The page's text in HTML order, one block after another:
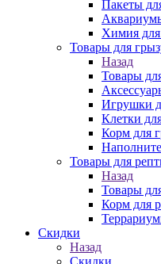
Пакеты
Химия
Товары для
Назад
Товары
Игрушки
Клетки
Корм для
Товары для
Назад
Товары
Корм для
Скидки
Назад
Скидки